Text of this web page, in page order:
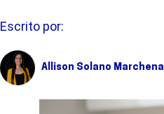
Escrito por:
Allison Solano Marchena